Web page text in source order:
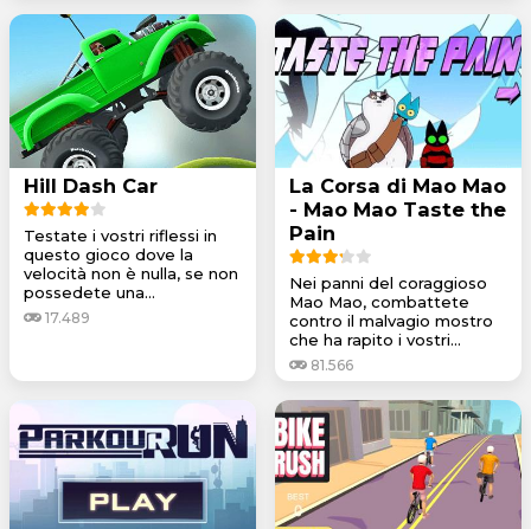
Hill Dash Car
Testate i vostri riflessi in
questo gioco dove la
velocità non è nulla, se non
possedete una...
17.489
La Corsa di Mao Mao
- Mao Mao Taste the
Pain
Nei panni del coraggioso
Mao Mao, combattete
contro il malvagio mostro
che ha rapito i vostri...
81.566